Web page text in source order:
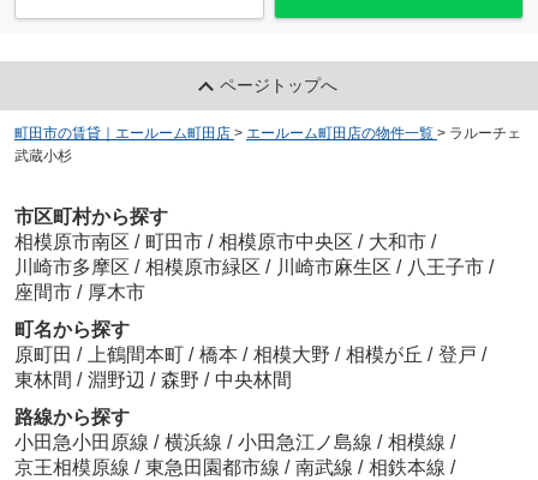
ページトップへ
町田市の賃貸｜エールーム町田店 > エールーム町田店の物件一覧 > ラルーチェ
武蔵小杉
市区町村から探す
相模原市南区 / 町田市 / 相模原市中央区 / 大和市 /
川崎市多摩区 / 相模原市緑区 / 川崎市麻生区 / 八王子市 /
座間市 / 厚木市
町名から探す
原町田 / 上鶴間本町 / 橋本 / 相模大野 / 相模が丘 / 登戸 /
東林間 / 淵野辺 / 森野 / 中央林間
路線から探す
小田急小田原線 / 横浜線 / 小田急江ノ島線 / 相模線 /
京王相模原線 / 東急田園都市線 / 南武線 / 相鉄本線 /